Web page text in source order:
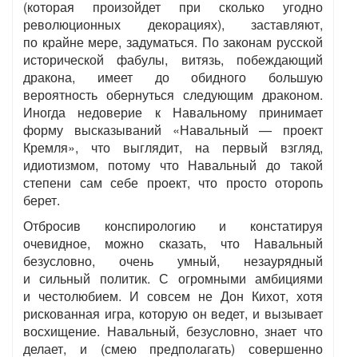
(которая произойдет при сколько угодно
революционных декорациях), заставляют,
по крайне мере, задуматься. По законам русской
исторической фабулы, витязь, побеждающий
дракона, имеет до обидного большую
вероятность обернуться следующим драконом.
Иногда недоверие к Навальному принимает
форму высказываний «Навальный — проект
Кремля», что выглядит, на первый взгляд,
идиотизмом, потому что Навальный до такой
степени сам себе проект, что просто оторопь
берет.
Отбросив конспирологию и констатируя
очевидное, можно сказать, что Навальный
безусловно, очень умный, незаурядный
и сильный политик. С огромными амбициями
и честолюбием. И совсем не Дон Кихот, хотя
рискованная игра, которую он ведет, и вызывает
восхищение. Навальный, безусловно, знает что
делает, и (смею предполагать) совершенно